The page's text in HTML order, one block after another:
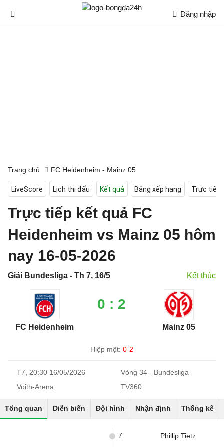
Đăng nhập
Trang chủ FC Heidenheim - Mainz 05
LiveScore Lịch thi đấu Kết quả Bảng xếp hạng Trực tiếp
Trực tiếp kết quả FC
Heidenheim vs Mainz 05 hôm
nay 16-05-2026
Giải Bundesliga - Th 7, 16/5 Kết thúc
FC Heidenheim
0 : 2
Mainz 05
Hiệp một: 0-2
T7, 20:30 16/05/2026
Vòng 34 - Bundesliga
Voith-Arena
TV360
Tổng quan Diễn biến Đội hình Nhận định Thống kê
Phillip Tietz
7